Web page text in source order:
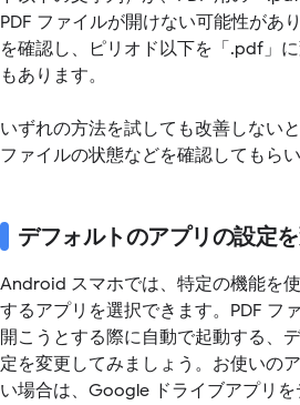
PDF ファイルが開けない可能性があ
を確認し、ピリオド以下を「.pdf」
もあります。
いずれの方法を試しても改善しない
ファイルの状態などを確認してもらい
デフォルトのアプリの設定
Android スマホでは、特定の機能を
するアプリを選択できます。PDF フ
開こうとする際に自動で起動する、
定を変更してみましょう。お使いの
い場合は、Google ドライブアプリ